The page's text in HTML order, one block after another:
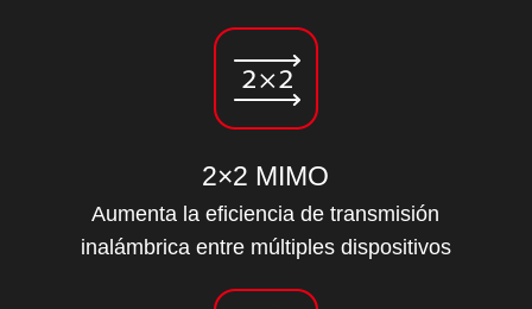
2×2 MIMO
Aumenta la eficiencia de transmisión
inalámbrica entre múltiples dispositivos